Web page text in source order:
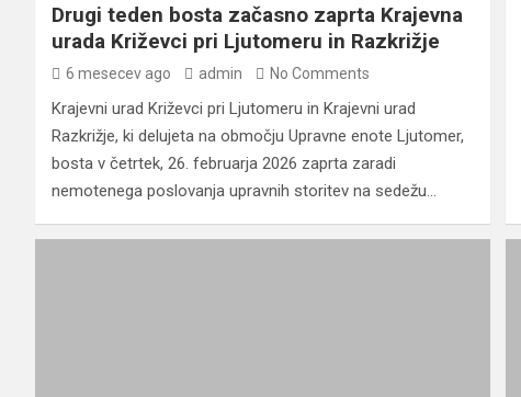
Drugi teden bosta začasno zaprta Krajevna
urada Križevci pri Ljutomeru in Razkrižje
6 mesecev ago admin No Comments
Krajevni urad Križevci pri Ljutomeru in Krajevni urad
Razkrižje, ki delujeta na območju Upravne enote Ljutomer,
bosta v četrtek, 26. februarja 2026 zaprta zaradi
nemotenega poslovanja upravnih storitev na sedežu…